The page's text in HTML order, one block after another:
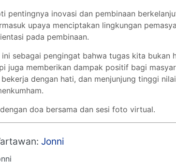
pentingnya inovasi dan pembinaan
upaya menciptakan lingkungan
pada pembinaan.
ini sebagai pengingat bahwa tugas kita bukan
juga memberikan dampak positif bagi
dengan hati, dan menjunjung tinggi
doa bersama dan sesi foto virtual.
Jonni